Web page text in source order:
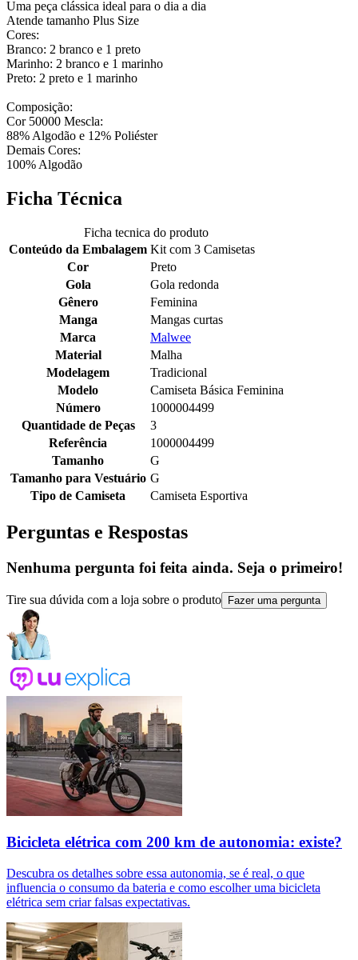
Uma peça clássica ideal para o dia a dia
Atende tamanho Plus Size
Cores:
Branco: 2 branco e 1 preto
Marinho: 2 branco e 1 marinho
Preto: 2 preto e 1 marinho
Composição:
Cor 50000 Mescla:
88% Algodão e 12% Poliéster
Demais Cores:
100% Algodão
Ficha Técnica
Ficha tecnica do produto
Conteúdo da Embalagem Kit com 3 Camisetas
Cor
Preto
Gola
Gola redonda
Gênero
Feminina
Manga
Mangas curtas
Marca
Malwee
Material
Malha
Modelagem
Tradicional
Modelo
Camiseta Básica Feminina
Número
1000004499
Quantidade de Peças
3
Referência
1000004499
Tamanho
G
Tamanho para Vestuário G
Tipo de Camiseta
Camiseta Esportiva
Perguntas e Respostas
Nenhuma pergunta foi feita ainda. Seja o primeiro!
Tire sua dúvida com a loja sobre o produto Fazer uma pergunta
Bicicleta elétrica com 200 km de autonomia: existe?
Descubra os detalhes sobre essa autonomia, se é real, o que
influencia o consumo da bateria e como escolher uma bicicleta
elétrica sem criar falsas expectativas.